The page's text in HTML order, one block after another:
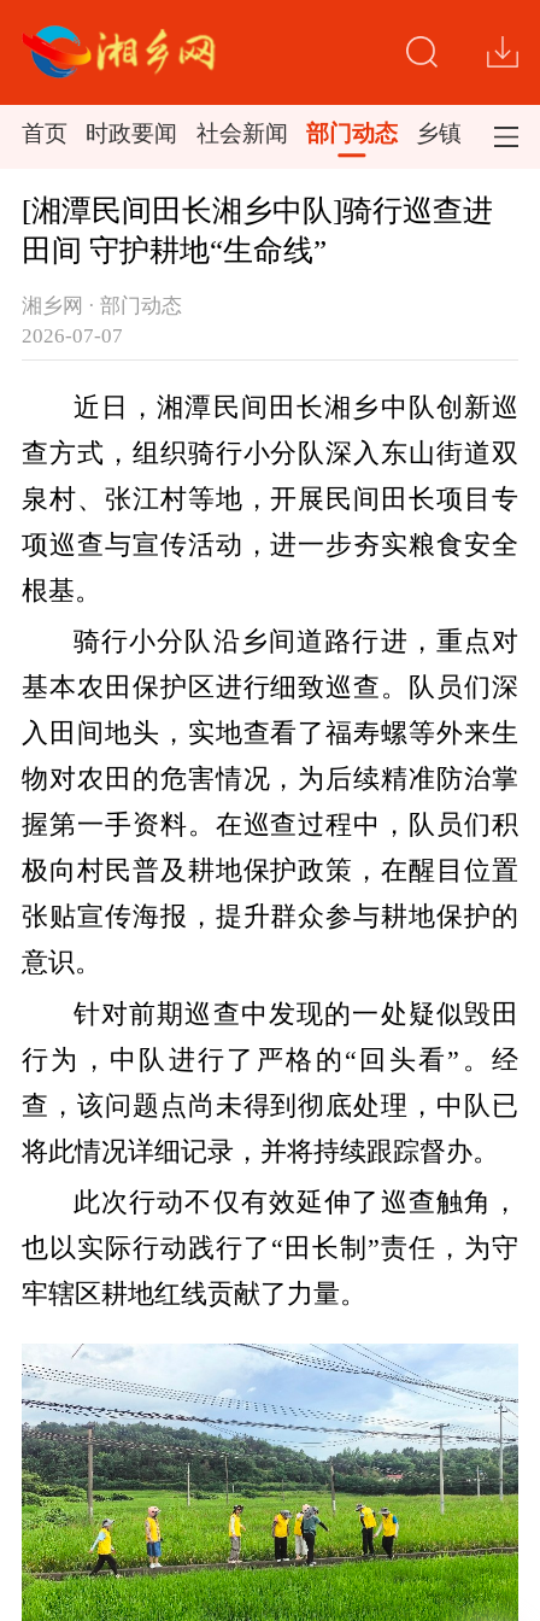
首页 时政要闻 社会新闻 部门动态 乡镇新闻
[湘潭民间田长湘乡中队]骑行巡查进
田间 守护耕地“生命线”
湘乡网 · 部门动态
2026-07-07
近日，湘潭民间田长湘乡中队创新巡
查方式，组织骑行小分队深入东山街道双
泉村、张江村等地，开展民间田长项目专
项巡查与宣传活动，进一步夯实粮食安全
根基。
骑行小分队沿乡间道路行进，重点对
基本农田保护区进行细致巡查。队员们深
入田间地头，实地查看了福寿螺等外来生
物对农田的危害情况，为后续精准防治掌
握第一手资料。在巡查过程中，队员们积
极向村民普及耕地保护政策，在醒目位置
张贴宣传海报，提升群众参与耕地保护的
意识。
针对前期巡查中发现的一处疑似毁田
行为，中队进行了严格的“回头看”。经
查，该问题点尚未得到彻底处理，中队已
将此情况详细记录，并将持续跟踪督办。
此次行动不仅有效延伸了巡查触角，
也以实际行动践行了“田长制”责任，为守
牢辖区耕地红线贡献了力量。